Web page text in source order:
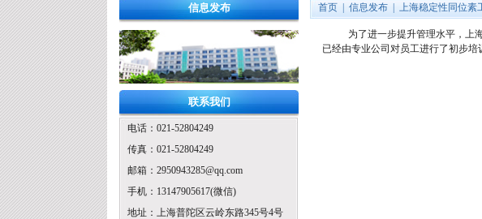
信息发布
联系我们
电话：021-52804249
传真：021-52804249
邮箱：2950943285@qq.com
手机：13147905617(微信)
地址：上海普陀区云岭东路345号4号
首页 信息发布 上海稳定性同位素
为了进一步提升管理水平，上
已经由专业公司对员工进行了初步培